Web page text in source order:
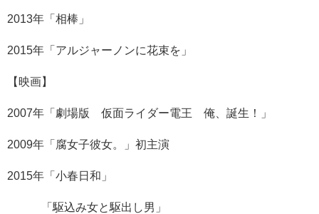
2013年「相棒」
2015年「アルジャーノンに花束を」
【映画】
2007年「劇場版 仮面ライダー電王 俺、誕生！」
2009年「腐女子彼女。」初主演
2015年「小春日和」
「駆込み女と駆出し男」